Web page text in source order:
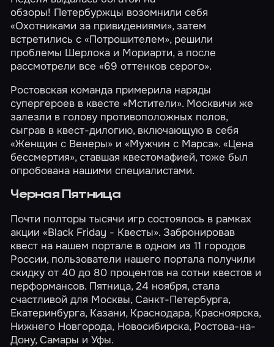
обзоры! Петербуржцы возомнили себя
«Охотниками за привидениями», затем
встретились с«Потрошителем», решили
проблемы Шерлока и Мориарти, а после
рассмотрели все«69 оттенков серого».
Ростовская команда примерила наряды
супергероев в квесте«Мстители». Москвичи же
залезли в голову противоположных полов,
сыграв в квест-дилогию, включающую в себя
«Женщин с Венеры» и«Мужчин с Марса».«Цена
бессмертия», ставшая квестомафией, тоже был
опробована нашими специалистами.
Черная Пятница
Почти полторы тысячи игр состоялось в рамках
акции«Black Friday - Квесты». Забронировав
квест на нашем портале в одном из 11 городов
России, пользователи нашего портала получили
скидку от 40 до 80 процентов на сотни квестов и
перформансов. Пятница, 24 ноября, стала
счастливой для Москвы, Санкт-Петербурга,
Екатеринбурга, Казани, Краснодара, Красноярска,
Нижнего Новгорода, Новосибирска, Ростова-на-
Дону, Самары и Уфы.